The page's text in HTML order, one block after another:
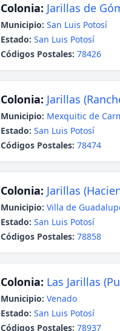
Colonia: Jarillas de
Municipio: San Luis Potosí
Estado: San Luis Potosí
Códigos Postales: 78426
Colonia: Jarillas
Municipio: Mexquitic de
Estado: San Luis Potosí
Códigos Postales: 78474
Colonia: Jarillas
Municipio: Villa de
Estado: San Luis Potosí
Códigos Postales: 78858
Colonia: Las Jarillas
Municipio: Venado
Estado: San Luis Potosí
Códigos Postales: 78937